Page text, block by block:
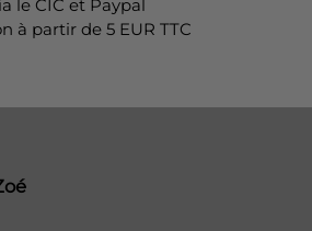
le CIC et Paypal
à partir de 5 EUR TTC